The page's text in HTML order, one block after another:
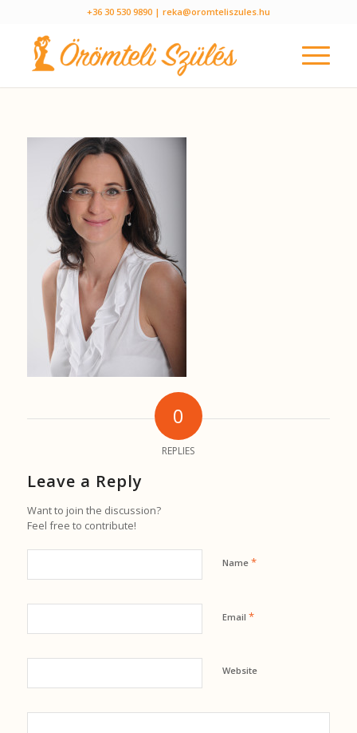
+36 30 530 9890 | reka@oromteliszules.hu
0
REPLIES
Leave a Reply
Want to join the discussion?
Feel free to contribute!
Name *
Email *
Website